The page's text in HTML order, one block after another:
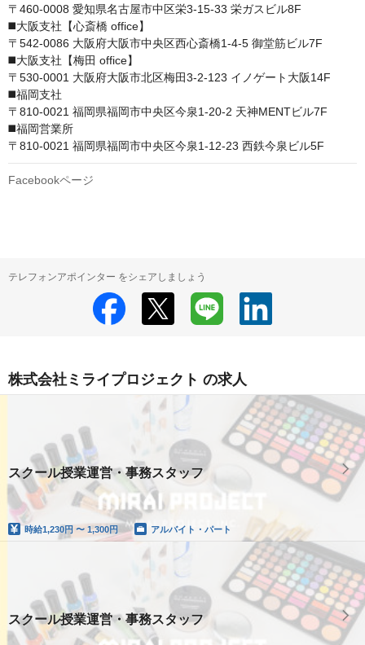
〒460-0008 愛知県名古屋市中区栄3-15-33 栄ガスビル8F
◼️大阪支社【心斎橋 office】
〒542-0086 大阪府大阪市中央区西心斎橋1-4-5 御堂筋ビル7F
◼️大阪支社【梅田 office】
〒530-0001 大阪府大阪市北区梅田3-2-123 イノゲート大阪14F
◼️福岡支社
〒810-0021 福岡県福岡市中央区今泉1-20-2 天神MENTビル7F
◼️福岡営業所
〒810-0021 福岡県福岡市中央区今泉1-12-23 西鉄今泉ビル5F
Facebookページ
テレフォンアポインター をシェアしましょう
株式会社ミライプロジェクト の求人
スクール授業運営・事務スタッフ
時給1,230円 〜 1,300円 アルバイト・パート
スクール授業運営・事務スタッフ